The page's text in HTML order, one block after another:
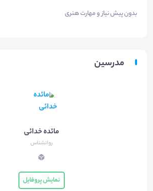
بدون پیش نیاز و مهارت هنری
مدرسین
مائده خدائی
روانشناس
نمایش پروفایل